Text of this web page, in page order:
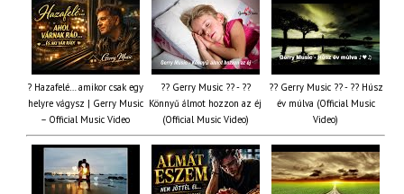
? Hazafelé… amikor csak egy
helyre vágysz | Gerry Music
– Official Music Video
?? Gerry Music ?? - ??
Könnyű álmot hozzon az éj
(Official Music Video)
?? Gerry Music ?? - ?? Húsz
év múlva (Official Music
Video)